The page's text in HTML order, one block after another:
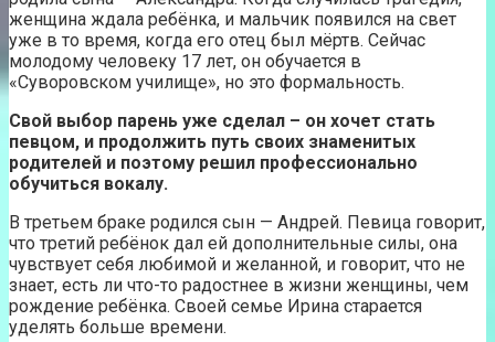
женщина ждала ребёнка, и мальчик появился на свет
уже в то время, когда его отец был мёртв. Сейчас
молодому человеку 17 лет, он обучается в
«Суворовском училище», но это формальность.
Свой выбор парень уже сделал – он хочет стать
певцом, и продолжить путь своих знаменитых
родителей и поэтому решил профессионально
обучиться вокалу.
В третьем браке родился сын — Андрей. Певица говорит,
что третий ребёнок дал ей дополнительные силы, она
чувствует себя любимой и желанной, и говорит, что не
знает, есть ли что-то радостнее в жизни женщины, чем
рождение ребёнка. Своей семье Ирина старается
уделять больше времени.